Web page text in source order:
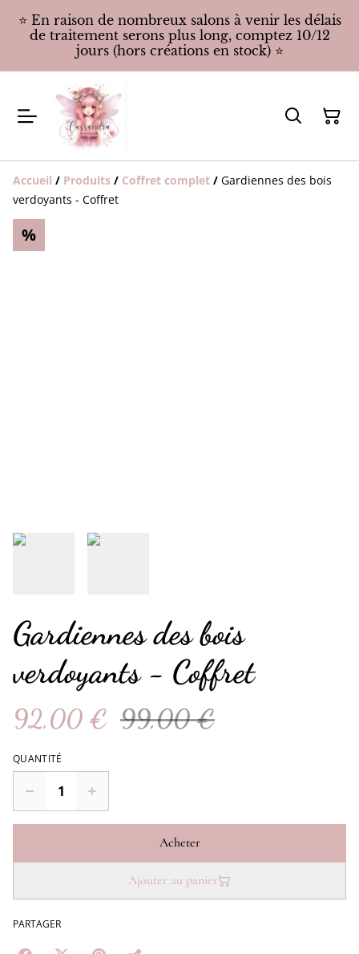
⭐️ En raison de nombreux salons à venir les délais
de traitement serons plus long, comptez 10/12
jours (hors créations en stock) ⭐️
Accueil / Produits / Coffret complet / Gardiennes des bois
verdoyants - Coffret
%
Gardiennes des bois
verdoyants - Coffret
92,00 € 99,00 €
QUANTITÉ
Acheter
Ajouter au panier
PARTAGER